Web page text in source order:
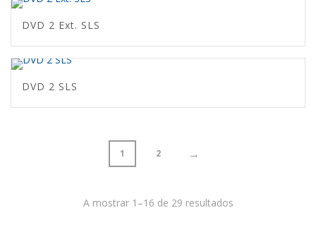
DVD 2 Ext. SLS
DVD 2 SLS
1 2 →
A mostrar 1–16 de 29 resultados